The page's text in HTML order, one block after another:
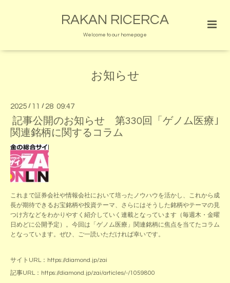
RAKAN RICERCA
Welcome to our homepage
お知らせ
2025 / 11 / 28 09:47
記事公開のお知らせ 第330回「ゲノム医療｣
関連銘柄に関するコラム
これまで証券会社や情報会社において培ったノウハウを活かし、これから成
長が期待できるお宝銘柄や投資テーマ、さらにはそうした銘柄やテーマの見
つけ方などをわかりやすく紹介していく連載となっています（毎週木・金曜
日めどに公開予定）。今回は「ゲノム医療」関連銘柄に焦点を当てたコラム
となっています。ぜひ、ご一読いただければ幸いです。
サイトURL： https://diamond.jp/zai
記事URL： https://diamond.jp/zai/articles/-/1059800